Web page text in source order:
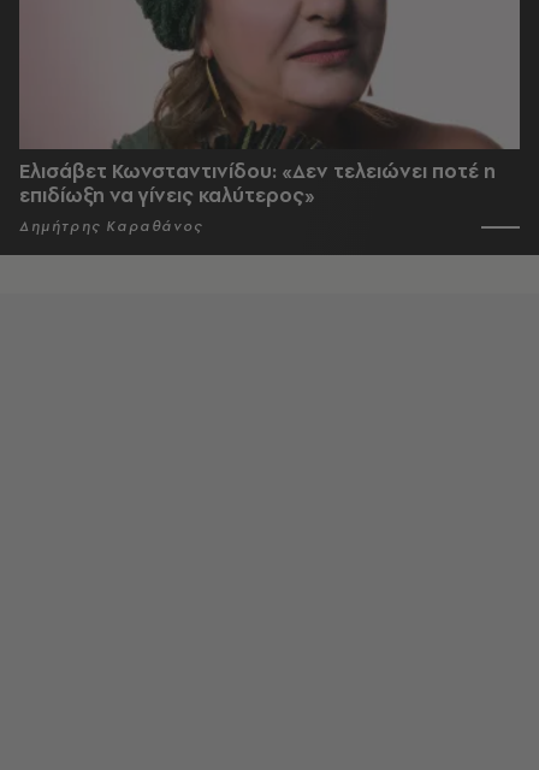
Ελισάβετ Κωνσταντινίδου: «Δεν τελειώνει ποτέ η
επιδίωξη να γίνεις καλύτερος»
Δημήτρης Καραθάνος